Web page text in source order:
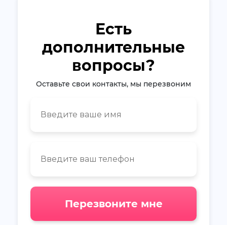
Есть
дополнительные
вопросы?
Оставьте свои контакты, мы перезвоним
Перезвоните мне